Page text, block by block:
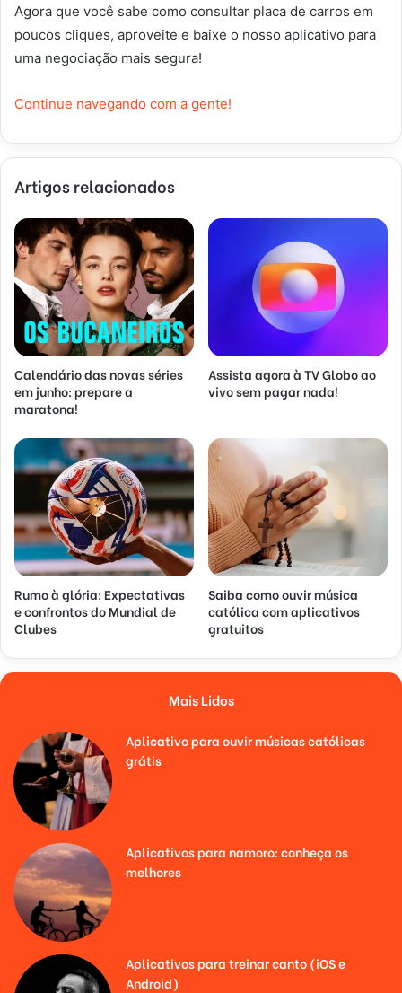
Agora que você sabe como consultar placa de carros em
poucos cliques, aproveite e baixe o nosso aplicativo para
uma negociação mais segura!
Continue navegando com a gente!
Artigos relacionados
Calendário das novas séries
em junho: prepare a
maratona!
Assista agora à TV Globo ao
vivo sem pagar nada!
Rumo à glória: Expectativas
e confrontos do Mundial de
Clubes
Saiba como ouvir música
católica com aplicativos
gratuitos
Mais Lidos
Aplicativo para ouvir músicas católicas
grátis
Aplicativos para namoro: conheça os
melhores
Aplicativos para treinar canto (iOS e
Android)